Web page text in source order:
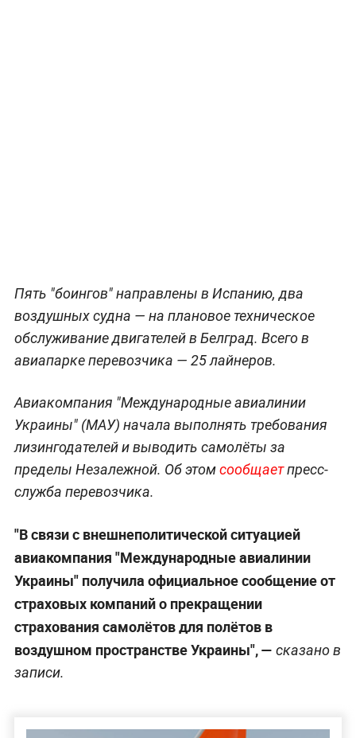
Пять "боингов" направлены в Испанию, два
воздушных судна — на плановое техническое
обслуживание двигателей в Белград. Всего в
авиапарке перевозчика — 25 лайнеров.
Авиакомпания "Международные авиалинии
Украины" (МАУ) начала выполнять требования
лизингодателей и выводить самолёты за
пределы Незалежной. Об этомсообщаетпресс-
служба перевозчика.
"В связи с внешнеполитической ситуацией
авиакомпания "Международные авиалинии
Украины" получила официальное сообщение от
страховых компаний о прекращении
страхования самолётов для полётов в
воздушном пространстве Украины", — сказано в
записи.